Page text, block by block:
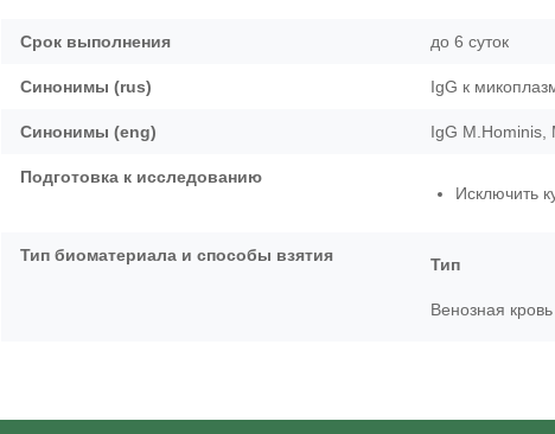
Срок выполнения до 6 суток
Синонимы (rus) IgG к
Синонимы (eng) IgG M.Hominis,
Подготовка к исследованию
Исключить
Тип биоматериала и способы взятия Тип
Венозная кровь